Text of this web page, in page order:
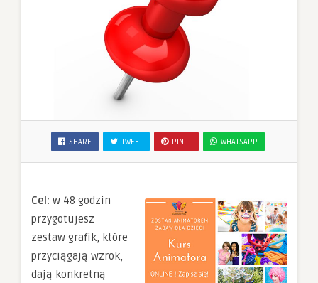
SHARE TWEET PIN IT WHATSAPP
Cel: w 48 godzin
przygotujesz
zestaw grafik, które
przyciągają wzrok,
dają konkretną